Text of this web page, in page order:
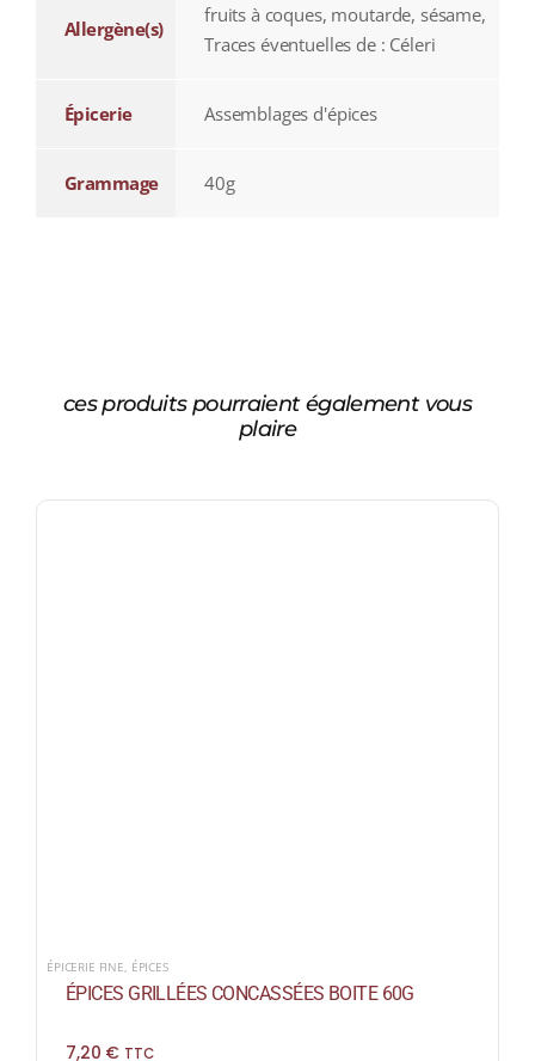
Allergène(s)
fruits à coques, moutarde, sésame,
Traces éventuelles de : Céleri
Épicerie Assemblages d'épices
Grammage 40g
ces produits pourraient également vous
plaire
ÉPICERIE FINE ÉPICES
ÉPICES GRILLÉES CONCASSÉES BOITE 60G
7,20 € TTC